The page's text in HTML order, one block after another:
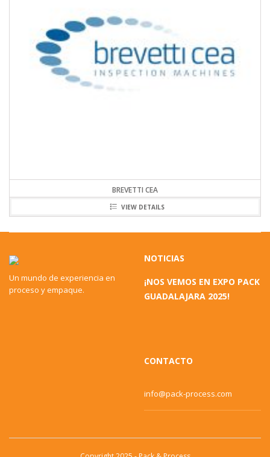
BREVETTI CEA
VIEW DETAILS
Un mundo de experiencia en
proceso y empaque.
NOTICIAS
¡NOS VEMOS EN EXPO PACK
GUADALAJARA 2025!
CONTACTO
info@pack-process.com